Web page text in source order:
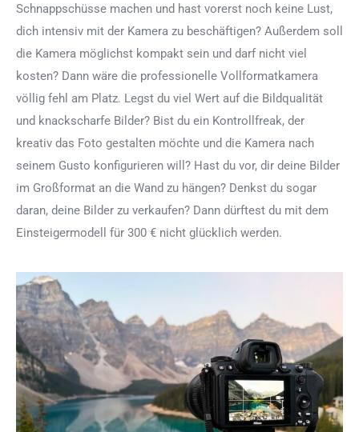
Schnappschüsse machen und hast vorerst noch keine Lust,
dich intensiv mit der Kamera zu beschäftigen? Außerdem soll
die Kamera möglichst kompakt sein und darf nicht viel
kosten? Dann wäre die professionelle Vollformatkamera
völlig fehl am Platz. Legst du viel Wert auf die Bildqualität
und knackscharfe Bilder? Bist du ein Kontrollfreak, der
kreativ das Foto gestalten möchte und die Kamera nach
seinem Gusto konfigurieren will? Hast du vor, dir deine Bilder
im Großformat an die Wand zu hängen? Denkst du sogar
daran, deine Bilder zu verkaufen? Dann dürftest du mit dem
Einsteigermodell für 300 € nicht glücklich werden.